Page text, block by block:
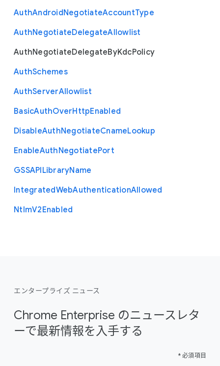
AuthAndroidNegotiateAccountType
AuthNegotiateDelegateAllowlist
AuthNegotiateDelegateByKdcPolicy
AuthSchemes
AuthServerAllowlist
BasicAuthOverHttpEnabled
DisableAuthNegotiateCnameLookup
EnableAuthNegotiatePort
GSSAPILibraryName
IntegratedWebAuthenticationAllowed
NtlmV2Enabled
エンタープライズ ニュース
Chrome Enterprise のニュースレタ
ーで最新情報を入手する
* 必須項目